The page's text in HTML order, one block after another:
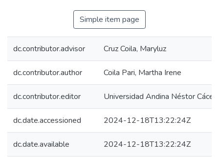
Simple item page
dc.contributor.advisor Cruz Coila, Maryluz
dc.contributor.author Coila Pari, Martha Irene
dc.contributor.editor Universidad Andina Néstor
dc.date.accessioned 2024-12-18T13:22:24Z
dc.date.available 2024-12-18T13:22:24Z